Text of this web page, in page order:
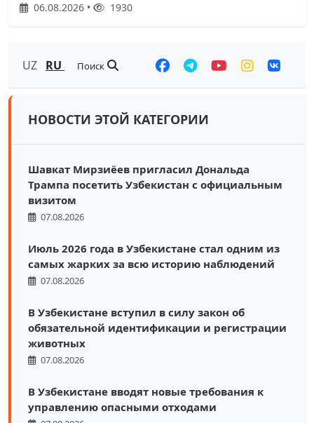
06.08.2026 • 1930
UZ RU Поиск
НОВОСТИ ЭТОЙ КАТЕГОРИИ
Шавкат Мирзиёев пригласил Дональда
Трампа посетить Узбекистан с официальным
визитом
07.08.2026
Июль 2026 года в Узбекистане стал одним из
самых жарких за всю историю наблюдений
07.08.2026
В Узбекистане вступил в силу закон об
обязательной идентификации и регистрации
животных
07.08.2026
В Узбекистане вводят новые требования к
управлению опасными отходами